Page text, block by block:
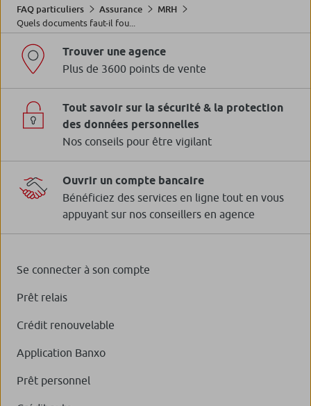
FAQ particuliers Assurance
MRH
Quels documents faut-il fou...
Trouver une agence
Plus de 3600 points de vente
Tout savoir sur la sécurité & la protection
des données personnelles
Nos conseils pour être vigilant
Ouvrir un compte bancaire
Bénéficiez des services en ligne tout en vous
appuyant sur nos conseillers en agence
Se connecter à son compte
Prêt relais
Crédit renouvelable
Application Banxo
Prêt personnel